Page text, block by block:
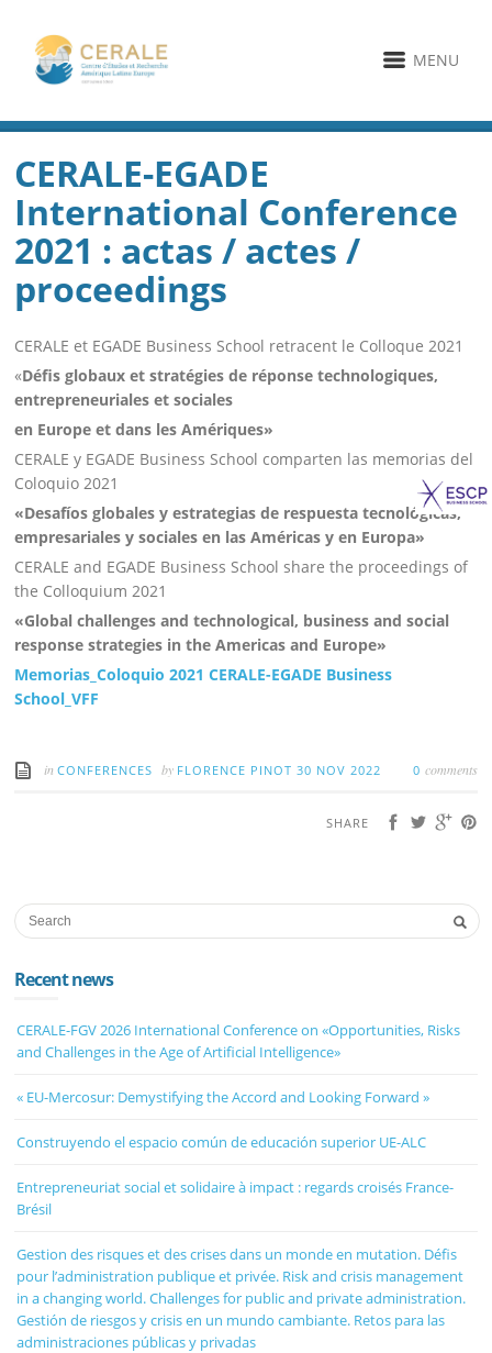
MENU
CERALE-EGADE
International Conference
2021 : actas / actes /
proceedings
CERALE et EGADE Business School retracent le Colloque 2021
«Défis globaux et stratégies de réponse technologiques,
entrepreneuriales et sociales
en Europe et dans les Amériques»
CERALE y EGADE Business School comparten las memorias del
Coloquio 2021
«Desafíos globales y estrategias de respuesta tecnológicas,
empresariales y sociales en las Américas y en Europa»
CERALE and EGADE Business School share the proceedings of
the Colloquium 2021
«Global challenges and technological, business and social
response strategies in the Americas and Europe»
Memorias_Coloquio 2021 CERALE-EGADE Business
School_VFF
inCONFERENCES by FLORENCE PINOT30 NOV 2022 0 comments
SHARE
Recent news
CERALE-FGV 2026 International Conference on «Opportunities, Risks
and Challenges in the Age of Artificial Intelligence»
« EU-Mercosur: Demystifying the Accord and Looking Forward »
Construyendo el espacio común de educación superior UE-ALC
Entrepreneuriat social et solidaire à impact : regards croisés France-
Brésil
Gestion des risques et des crises dans un monde en mutation. Défis
pour l’administration publique et privée. Risk and crisis management
in a changing world. Challenges for public and private administration.
Gestión de riesgos y crisis en un mundo cambiante. Retos para las
administraciones públicas y privadas